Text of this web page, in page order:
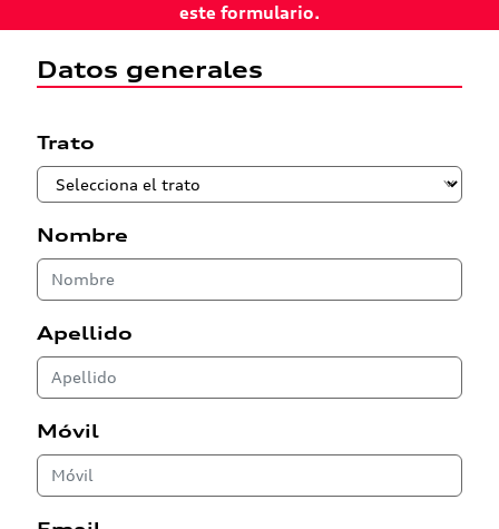
este formulario.
Datos generales
Trato
Nombre
Apellido
Móvil